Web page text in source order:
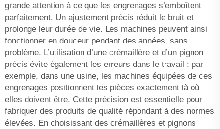
grande attention à ce que les engrenages s’emboîtent
parfaitement. Un ajustement précis réduit le bruit et
prolonge leur durée de vie. Les machines peuvent ainsi
fonctionner en douceur pendant des années, sans
problème. L’utilisation d’une crémaillère et d’un pignon
précis évite également les erreurs dans le travail : par
exemple, dans une usine, les machines équipées de ces
engrenages positionnent les pièces exactement là où
elles doivent être. Cette précision est essentielle pour
fabriquer des produits de qualité répondant à des normes
élevées. En choisissant des crémaillères et pignons